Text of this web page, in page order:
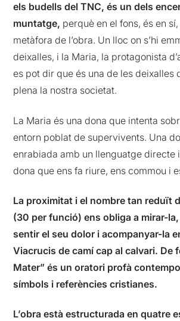
els budells del TNC, és un dels
muntatge, perquè en el fons, és en
metàfora de l’obra. Un lloc on s’hi
deixalles, i la Maria, la protagonista
es pot dir que és una de les deixalles
plena la nostra societat.
La Maria és una dona que intenta
entorn poblat de supervivents. Una
enrabiada amb un llenguatge directe
dona que ens fa riure, ens commou i
La proximitat i el nombre tan reduït
(30 per funció) ens obliga a mirar-
sentir el seu dolor i acompanyar-la
Viacrucis de camí cap al calvari. De
Mater” és un oratori profà
símbols i referències cristianes.
L’obra està estructurada en quatre